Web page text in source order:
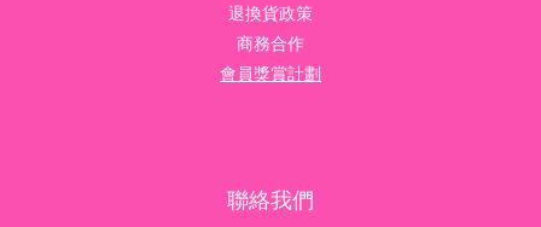
退換貨政策
商務合作
會員獎賞計劃
聯絡我們